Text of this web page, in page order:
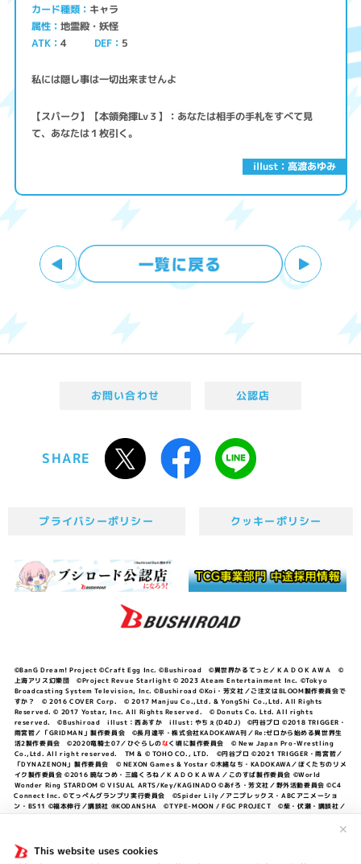
This website uses cookies
✕
illust：高渡あゆみ
カード種類 キャラ
属性 地霊殿・妖怪
ATK 4 DEF 5
私には隠し事は一切出来ませんよ
【スパーク】【本領発揮Lv３】：あなたは相手の手札をすべて見
て、あなたは１枚引く。
お問い合わせ 公認店
SHARE
プライバシーポリシー クッキーポリシー
©BanG Dream! Project ©Craft Egg Inc. ©Bushiroad ©異世界かるてっと／ＫＡＤＯＫＡＷＡ ©
上海アリス幻樂団 ©Project Revue Starlight © 2023 Ateam Entertainment Inc. ©Tokyo
Broadcasting System Television, Inc. ©Bushiroad ©Koi・芳文社／ご注文はBLOOM製作委員会で
すか？ © 2016 COVER Corp. © 2017 Manjuu Co.,Ltd. & YongShi Co.,Ltd. All Rights
Reserved. © 2017 Yostar, Inc. All Rights Reserved. © Donuts Co. Ltd. All rights
reserved. ©Bushiroad illust：西あすか illust: やちぇ(D4DJ) ©円谷プロ ©2018 TRIGGER・
雨宮哲／「GRIDMAN」製作委員会 ©長月達平・株式会社KADOKAWA刊／Re:ゼロから始める異世界生
活2製作委員会 ©2020竜騎士07／ひぐらしのなく頃に製作委員会 © New Japan Pro-Wrestling
Co.,Ltd. All right reserved. TM & © TOHO CO., LTD. ©円谷プロ ©2021 TRIGGER・雨宮哲／
「DYNAZENON」製作委員会 © NEXON Games & Yostar ©木緒なち・KADOKAWA／ぼくたちのリメ
イク製作委員会 ©2016 暁なつめ・三嶋くろね／ＫＡＤＯＫＡＷＡ／このすば製作委員会 ©World
Wonder Ring STARDOM © VISUAL ARTS/Key/KAGINADO ©あfろ・芳文社／野外活動委員会 ©C4
Connect Inc. ©てっぺんグランプリ実行委員会 ©Spider Lily／アニプレックス・ABCアニメーショ
ン・BS11 ©福本伸行／講談社 ®KODANSHA ©TYPE-MOON / FGC PROJECT ©柴・伏瀬・講談社／
©中村力斗・野澤ゆき子／集英社・君のことが大大大大大好きな製作委員会 ©IIS-P／ぽんのみち製作委
員会 ©円谷プロ ©2023 TRIGGER・雨宮哲／「劇場版グリッドマンユニバース」製作委員会 © NEXON